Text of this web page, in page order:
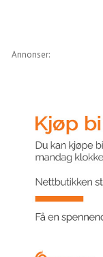
Annonser: